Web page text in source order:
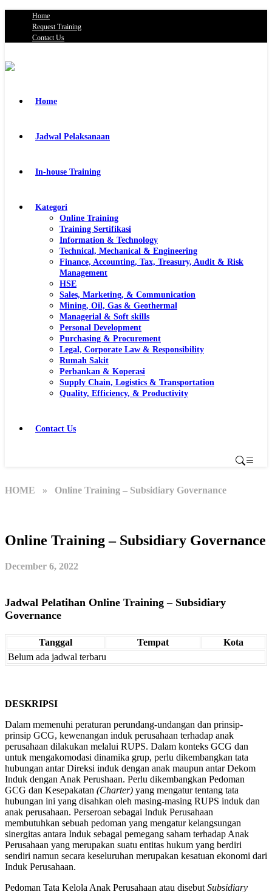
Home
Request Training
Contact Us
Home
Jadwal Pelaksanaan
In-house Training
Kategori
Online Training
Training Sertifikasi
Information & Technology
Technical, Mechanical & Engineering
Finance, Accounting, Tax, Treasury, Audit & Risk
Management
HSE
Sales, Marketing, & Communication
Mining, Oil, Gas & Geothermal
Managerial & Soft skills
Personal Development
Purchasing & Procurement
Legal, Corporate Law & Responsibility
Rumah Sakit
Perbankan & Koperasi
Supply Chain, Logistics & Transportation
Quality, Efficiency, & Productivity
Contact Us
HOME » Online Training – Subsidiary Governance
Online Training – Subsidiary Governance
December 6, 2022
Jadwal Pelatihan Online Training – Subsidiary
Governance
Tanggal Tempat
Kota
Belum ada jadwal terbaru
DESKRIPSI
Dalam memenuhi peraturan perundang-undangan dan prinsip-
prinsip GCG, kewenangan induk perusahaan terhadap anak
perusahaan dilakukan melalui RUPS. Dalam konteks GCG dan
untuk mengakomodasi dinamika grup, perlu dikembangkan tata
hubungan antar Direksi induk dengan anak maupun antar Dekom
Induk dengan Anak Perushaan. Perlu dikembangkan Pedoman
GCG dan Kesepakatan (Charter) yang mengatur tentang tata
hubungan ini yang disahkan oleh masing-masing RUPS induk dan
anak perusahaan. Perseroan sebagai Induk Perusahaan
membutuhkan sebuah pedoman yang mengatur kelangsungan
sinergitas antara Induk sebagai pemegang saham terhadap Anak
Perusahaan yang merupakan suatu entitas hukum yang berdiri
sendiri namun secara keseluruhan merupakan kesatuan ekonomi dari
Induk Perusahaan.
Pedoman Tata Kelola Anak Perusahaan atau disebut Subsidiary